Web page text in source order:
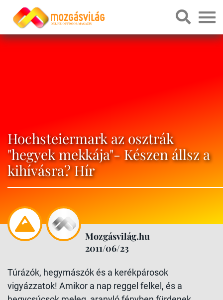
Hochsteiermark az osztrák
"hegyek mekkája"- Készen állsz a
kihívásra? Hír
Mozgásvilág.hu
2011/06/23
Túrázók, hegymászók és a kerékpárosok
vigyázzatok! Amikor a nap reggel felkel, és a